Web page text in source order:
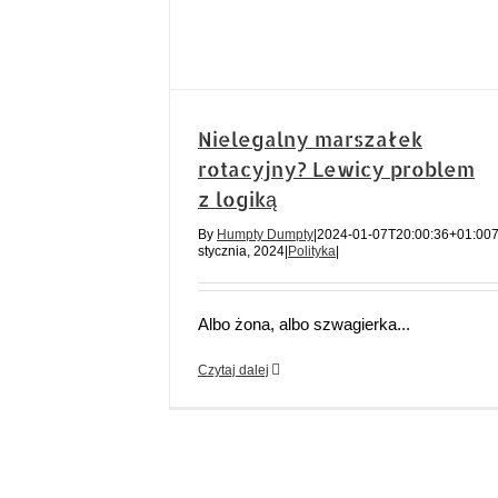
Nielegalny marszałek
rotacyjny? Lewicy problem
z logiką
By Humpty Dumpty 2024-01-07T20:00:36+01:007
stycznia, 2024 Polityka
Albo żona, albo szwagierka...
Czytaj dalej